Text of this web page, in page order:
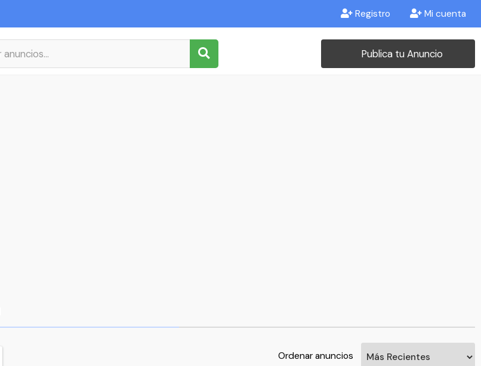
Registro Mi cuenta
Publica tu Anuncio
Ordenar anuncios